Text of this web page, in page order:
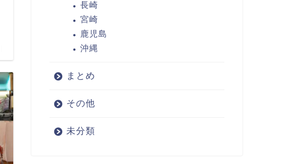
長崎
宮崎
鹿児島
沖縄
まとめ
その他
未分類